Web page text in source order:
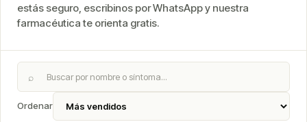
estás seguro, escribinos por WhatsApp y nuestra
farmacéutica te orienta gratis.
⌕
Ordenar